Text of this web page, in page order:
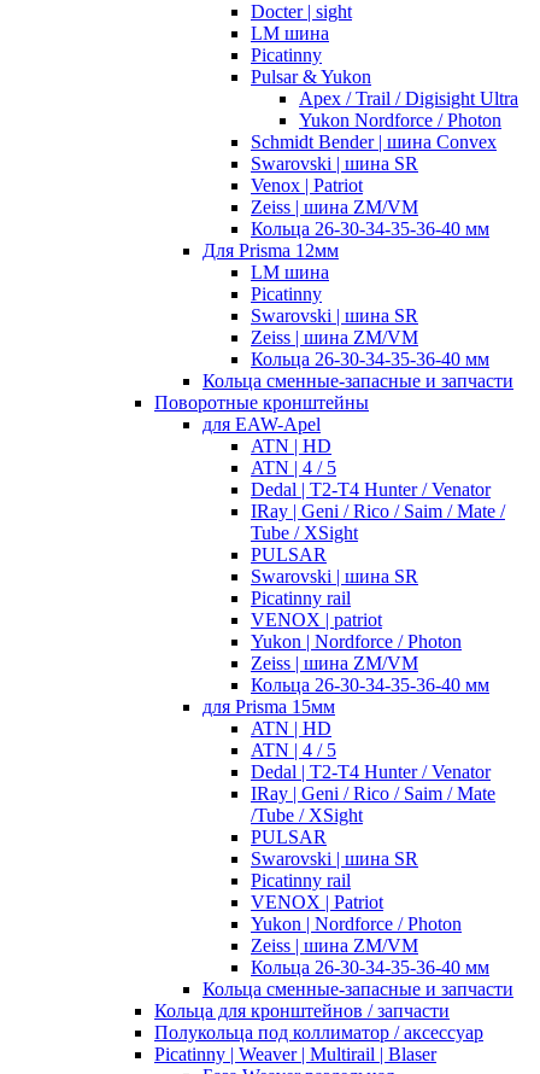
Docter | sight
LM шина
Picatinny
Pulsar & Yukon
Apex / Trail / Digisight Ultra
Yukon Nordforce / Photon
Schmidt Bender | шина Convex
Swarovski | шина SR
Venox | Patriot
Zeiss | шина ZM/VM
Кольца 26-30-34-35-36-40 мм
Для Prisma 12мм
LM шина
Picatinny
Swarovski | шина SR
Zeiss | шина ZM/VM
Кольца 26-30-34-35-36-40 мм
Кольца сменные-запасные и запчасти
Поворотные кронштейны
для EAW-Apel
ATN | HD
ATN | 4 / 5
Dedal | T2-T4 Hunter / Venator
IRay | Geni / Rico / Saim / Mate /
Tube / XSight
PULSAR
Swarovski | шина SR
Picatinny rail
VENOX | patriot
Yukon | Nordforce / Photon
Zeiss | шина ZM/VM
Кольца 26-30-34-35-36-40 мм
для Prisma 15мм
ATN | HD
ATN | 4 / 5
Dedal | T2-T4 Hunter / Venator
IRay | Geni / Rico / Saim / Mate
/Tube / XSight
PULSAR
Swarovski | шина SR
Picatinny rail
VENOX | Patriot
Yukon | Nordforce / Photon
Zeiss | шина ZM/VM
Кольца 26-30-34-35-36-40 мм
Кольца сменные-запасные и запчасти
Кольца для кронштейнов / запчасти
Полукольца под коллиматор / аксессуар
Picatinny | Weaver | Multirail | Blaser